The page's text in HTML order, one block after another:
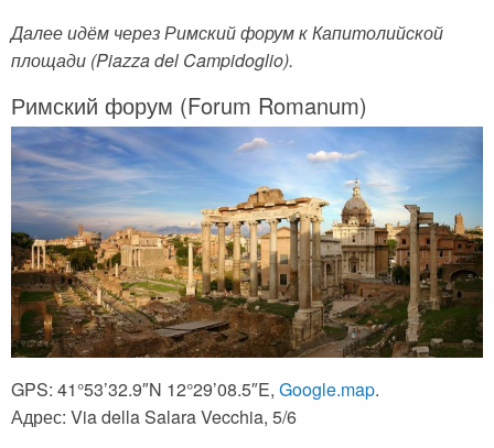
Далее идём через Римский форум к Капитолийской
площади (Piazza del Campidoglio).
Римский форум (Forum Romanum)
GPS: 41°53’32.9″N 12°29’08.5″E, Google.map.
Адрес: Via della Salara Vecchia, 5/6